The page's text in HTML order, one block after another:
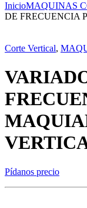
InicioMAQUINAS
DE FRECUENCIA
Corte Vertical,
Pídanos precio